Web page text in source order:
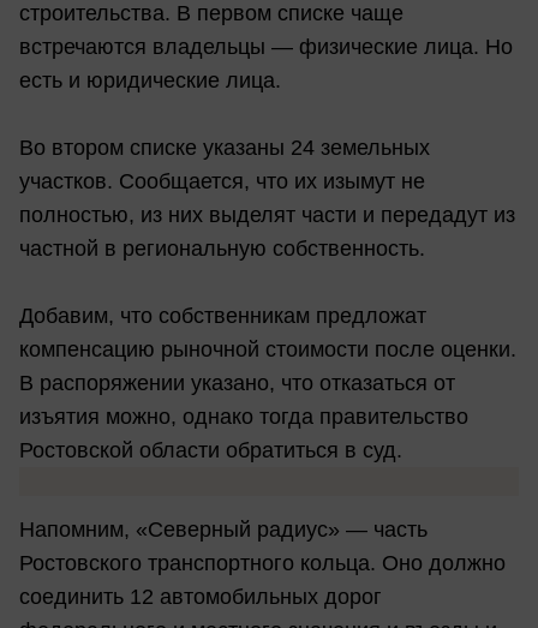
строительства. В первом списке чаще
встречаются владельцы — физические лица. Но
есть и юридические лица.
Во втором списке указаны 24 земельных
участков. Сообщается, что их изымут не
полностью, из них выделят части и передадут из
частной в региональную собственность.
Добавим, что собственникам предложат
компенсацию рыночной стоимости после оценки.
В распоряжении указано, что отказаться от
изъятия можно, однако тогда правительство
Ростовской области обратиться в суд.
Напомним, «Северный радиус» — часть
Ростовского транспортного кольца. Оно должно
соединить 12 автомобильных дорог